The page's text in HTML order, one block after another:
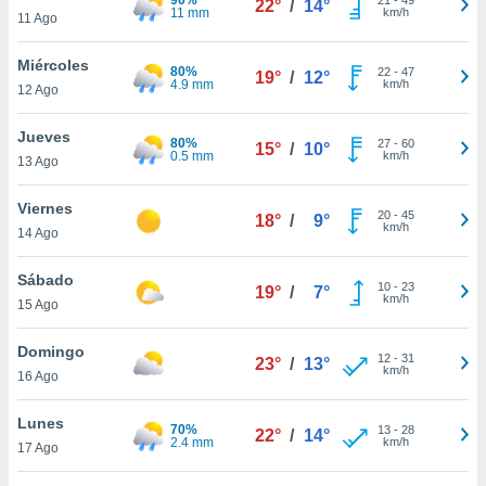
más
nuestra
y
de
disponible
cookies
aceptar
11 Ago
11 mm
22° / 14°
km/h
Miércoles
12 Ago
80%
4.9 mm
19° / 12° 22- 47
km/h
Jueves
13 Ago
80%
0.5 mm
15° / 10° 27- 60
km/h
Viernes
14 Ago
18° / 9° 20- 45
km/h
Sábado
15 Ago
19° / 7° 10- 23
km/h
Domingo
16 Ago
23° / 13° 12- 31
km/h
Lunes
17 Ago
70%
2.4 mm
22° / 14° 13- 28
km/h